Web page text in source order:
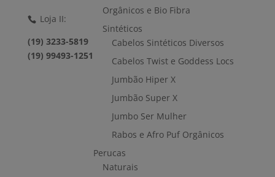
Loja II:
(19) 3233-5819
(19) 99493-1251
Orgânicos e Bio Fibra
Sintéticos
Cabelos Sintéticos Diversos
Cabelos Twist e Goddess Locs
Jumbão Hiper X
Jumbão Super X
Jumbo Ser Mulher
Rabos e Afro Puf Orgânicos
Perucas
Naturais